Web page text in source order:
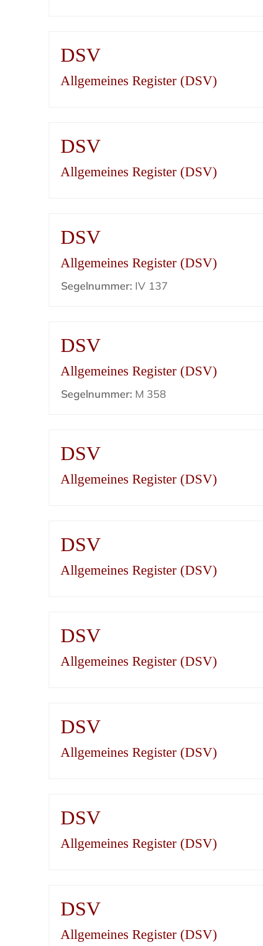
DSV
Allgemeines Register (DSV)
DSV
Allgemeines Register (DSV)
DSV
Allgemeines Register (DSV)
Segelnummer: IV 137
DSV
Allgemeines Register (DSV)
Segelnummer: M 358
DSV
Allgemeines Register (DSV)
DSV
Allgemeines Register (DSV)
DSV
Allgemeines Register (DSV)
DSV
Allgemeines Register (DSV)
DSV
Allgemeines Register (DSV)
DSV
Allgemeines Register (DSV)